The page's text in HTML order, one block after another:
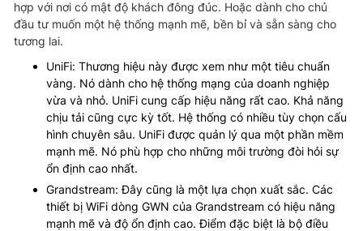
hợp với nơi có mật độ khách đông đúc. Hoặc dành cho chủ
đầu tư muốn một hệ thống mạnh mẽ, bền bỉ và sẵn sàng cho
tương lai.
UniFi: Thương hiệu này được xem như một tiêu chuẩn
vàng. Nó dành cho hệ thống mạng của doanh nghiệp
vừa và nhỏ. UniFi cung cấp hiệu năng rất cao. Khả năng
chịu tải cũng cực kỳ tốt. Hệ thống có nhiều tùy chọn cấu
hình chuyên sâu. UniFi được quản lý qua một phần mềm
mạnh mẽ. Nó phù hợp cho những môi trường đòi hỏi sự
ổn định cao nhất.
Grandstream: Đây cũng là một lựa chọn xuất sắc. Các
thiết bị WiFi dòng GWN của Grandstream có hiệu năng
mạnh mẽ và độ ổn định cao. Điểm đặc biệt là bộ điều